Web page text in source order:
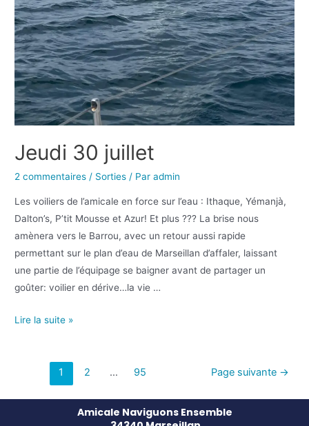
Jeudi 30 juillet
2 commentaires / Sorties / Paradmin
Les voiliers de l’amicale en force sur l’eau : Ithaque, Yémanjà,
Dalton’s, P’tit Mousse et Azur! Et plus ??? La brise nous
amènera vers le Barrou, avec un retour aussi rapide
permettant sur le plan d’eau de Marseillan d’affaler, laissant
une partie de l’équipage se baigner avant de partager un
goûter: voilier en dérive…la vie …
Lire la suite »
1 2 … 95 Page suivante →
Amicale Naviguons Ensemble